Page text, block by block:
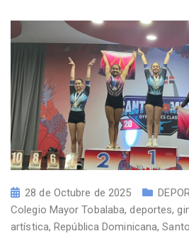
28 de Octubre de 2025
Colegio Mayor Tobalaba,deportes,
artística,República Dominicana,